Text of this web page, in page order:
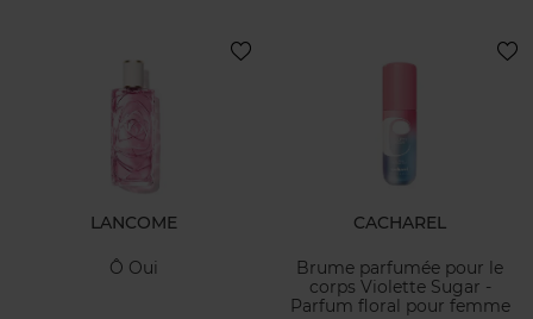
LANCOME
Ô Oui
CACHAREL
Brume parfumée pour le
corps Violette Sugar -
Parfum floral pour femme